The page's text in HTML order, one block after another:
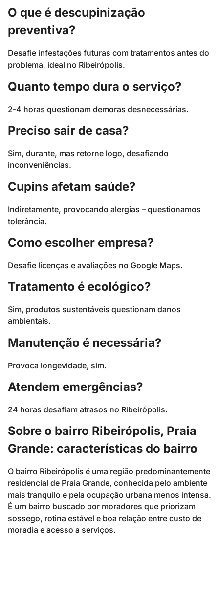
O que é descupinização
preventiva?
Desafie infestações futuras com tratamentos antes do
problema, ideal no Ribeirópolis.
Quanto tempo dura o serviço?
2-4 horas questionam demoras desnecessárias.
Preciso sair de casa?
Sim, durante, mas retorne logo, desafiando
inconveniências.
Cupins afetam saúde?
Indiretamente, provocando alergias – questionamos
tolerância.
Como escolher empresa?
Desafie licenças e avaliações no Google Maps.
Tratamento é ecológico?
Sim, produtos sustentáveis questionam danos
ambientais.
Manutenção é necessária?
Provoca longevidade, sim.
Atendem emergências?
24 horas desafiam atrasos no Ribeirópolis.
Sobre o bairro Ribeirópolis, Praia
Grande: características do bairro
O bairro Ribeirópolis é uma região predominantemente
residencial de Praia Grande, conhecida pelo ambiente
mais tranquilo e pela ocupação urbana menos intensa.
É um bairro buscado por moradores que priorizam
sossego, rotina estável e boa relação entre custo de
moradia e acesso a serviços.